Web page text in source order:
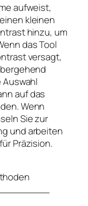
aufweist,
kleinen
hinzu, um
das Tool
versagt,
auf das
Wenn
Sie zur
und arbeiten
Präzision.